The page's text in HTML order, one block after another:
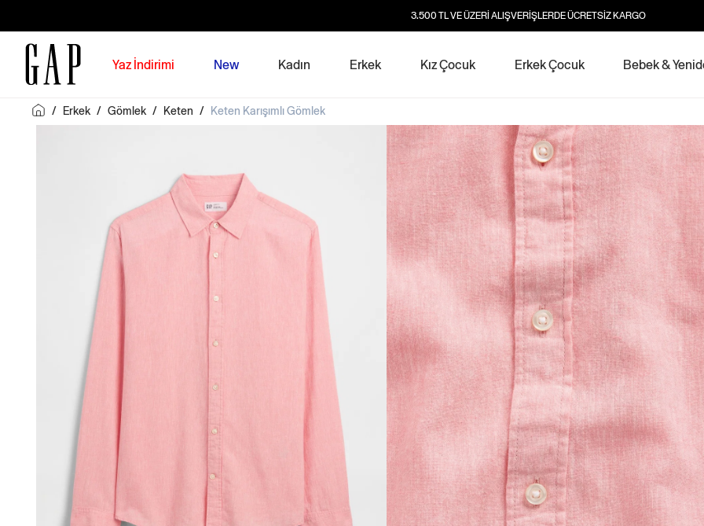
3.500 TL VE ÜZERİ ALIŞVERİŞLERDE ÜCRETSİZ KARGO
Yaz İndirimi New Kadın Erkek Kız Çocuk Erkek Çocuk Bebek &
/ Erkek / Gömlek / Keten / Keten Karışımlı Gömlek